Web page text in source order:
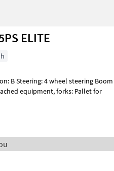
ELITE
suspension / ride control, CRC Attached equipment, forks: Pallet for